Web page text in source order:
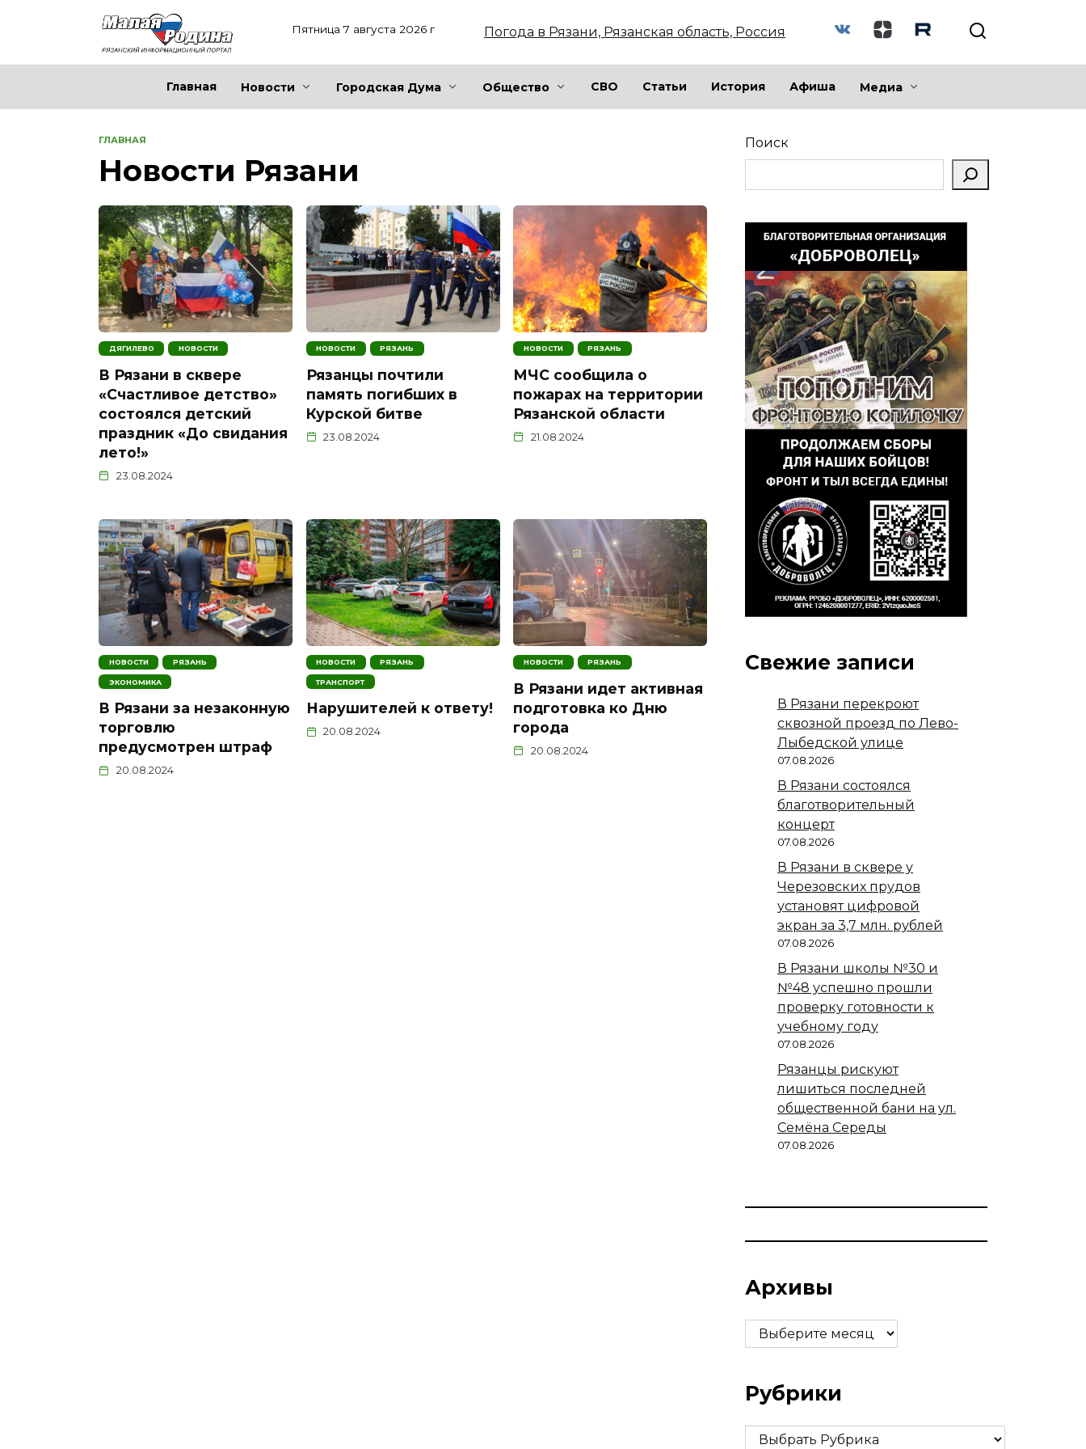
Пятница 7 августа 2026 г Погода в Рязани, Рязанская область, Россия
Главная Новости Городская Дума Общество СВО Статьи История Афиша Медиа
ГЛАВНАЯ
Новости Рязани
ДЯГИЛЕВО НОВОСТИ
В Рязани в сквере
«Счастливое детство»
состоялся детский
праздник «До свидания
лето!»
23.08.2024
НОВОСТИ РЯЗАНЬ
Рязанцы почтили
память погибших в
Курской битве
23.08.2024
НОВОСТИ РЯЗАНЬ
МЧС сообщила о
пожарах на территории
Рязанской области
21.08.2024
НОВОСТИ РЯЗАНЬ
ЭКОНОМИКА
В Рязани за незаконную
торговлю
предусмотрен штраф
20.08.2024
НОВОСТИ РЯЗАНЬ
ТРАНСПОРТ
Нарушителей к ответу!
20.08.2024
НОВОСТИ РЯЗАНЬ
В Рязани идет активная
подготовка ко Дню
города
20.08.2024
Поиск
Свежие записи
В Рязани перекроют
сквозной проезд по Лево-
Лыбедской улице
07.08.2026
В Рязани состоялся
благотворительный
концерт
07.08.2026
В Рязани в сквере у
Черезовских прудов
установят цифровой
экран за 3,7 млн. рублей
07.08.2026
В Рязани школы №30 и
№48 успешно прошли
проверку готовности к
учебному году
07.08.2026
Рязанцы рискуют
лишиться последней
общественной бани на ул.
Семёна Середы
07.08.2026
Архивы
Архивы
Рубрики
Рубрики